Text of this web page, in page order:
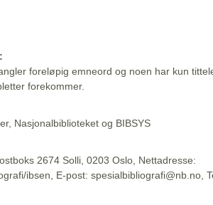
foreløpig emneord og noen har kun
forekommer.
Nasjonalbiblioteket og BIBSYS
2674 Solli, 0203 Oslo, Nettadresse:
ibsen, E-post: spesialbibliografi@nb.no,